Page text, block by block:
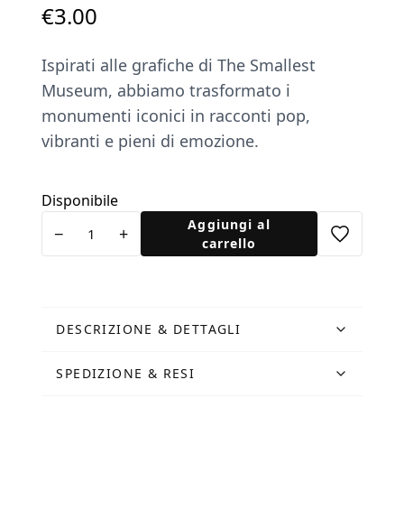
€3.00
Ispirati alle grafiche di The Smallest
Museum, abbiamo trasformato i
monumenti iconici in racconti pop,
vibranti e pieni di emozione.
Disponibile
Lungotevere
− +
Aggiungi al
carrello
DESCRIZIONE & DETTAGLI
SPEDIZIONE & RESI